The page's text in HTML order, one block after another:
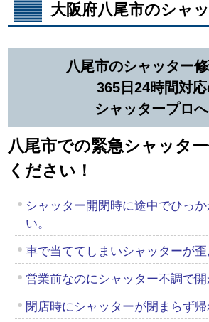
大阪府八尾市のシャ
八尾市のシャッター
365日24時間対
シャッタープロへ
八尾市での緊急シャッタ
ください！
シャッター開閉時に途中でひっ
い。
車で当ててしまいシャッターが歪
営業前なのにシャッター不調で開
閉店時にシャッターが閉まらず帰